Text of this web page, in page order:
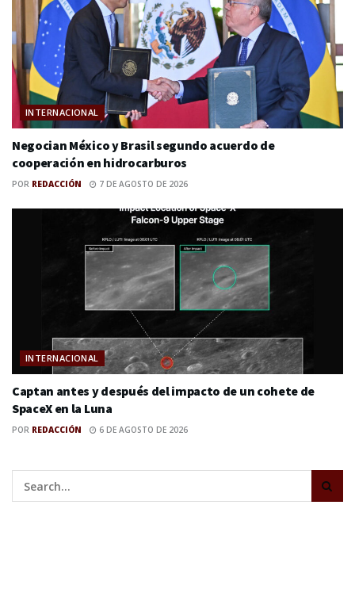
INTERNACIONAL
Negocian México y Brasil segundo acuerdo de
cooperación en hidrocarburos
POR REDACCIÓN 7 DE AGOSTO DE 2026
INTERNACIONAL
Captan antes y después del impacto de un cohete de
SpaceX en la Luna
POR REDACCIÓN 6 DE AGOSTO DE 2026